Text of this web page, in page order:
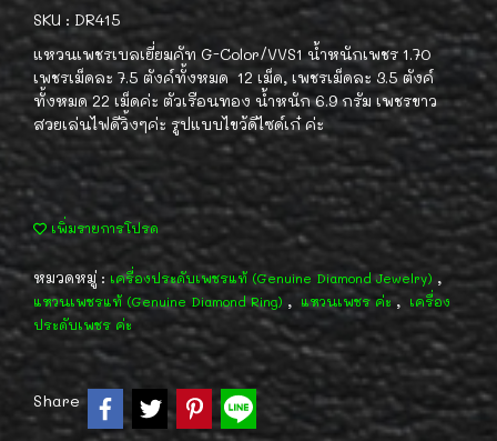
SKU : DR415
แหวนเพชรเบลเยี่ยมคัท G-Color/VVS1 น้ำหนักเพชร 1.70
เพชรเม็ดละ 7.5 ตังค์ทั้งหมด 12 เม็ด, เพชรเม็ดละ 3.5 ตังค์
ทั้งหมด 22 เม็ดค่ะ ตัวเรือนทอง น้ำหนัก 6.9 กรัม เพชรขาว
สวยเล่นไฟดีวิ้งๆค่ะ รูปแบบไขว้ดีไซด์เก๋ ค่ะ
เพิ่มรายการโปรด
หมวดหมู่ :เครื่องประดับเพชรแท้ (Genuine Diamond Jewelry) ,
แหวนเพชรแท้ (Genuine Diamond Ring) , แหวนเพชร ค่ะ, เครื่อง
ประดับเพชร ค่ะ
Share